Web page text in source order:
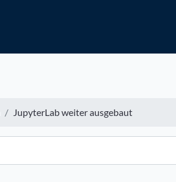
JupyterLab weiter ausgebaut